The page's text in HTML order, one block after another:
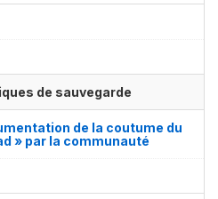
de sauvegarde
de la coutume du
» par la communauté